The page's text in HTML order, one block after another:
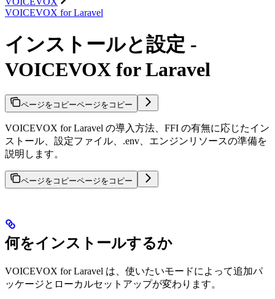
VOICEVOX for Laravel
インストールと設定 -
VOICEVOX for Laravel
ページをコピーページをコピー
VOICEVOX for Laravel の導入方法、FFI の有無に応じたイン
ストール、設定ファイル、.env、エンジンリソースの準備を
説明します。
ページをコピーページをコピー
何をインストールするか
VOICEVOX for Laravel は、使いたいモードによって追加パ
ッケージとローカルセットアップが変わります。